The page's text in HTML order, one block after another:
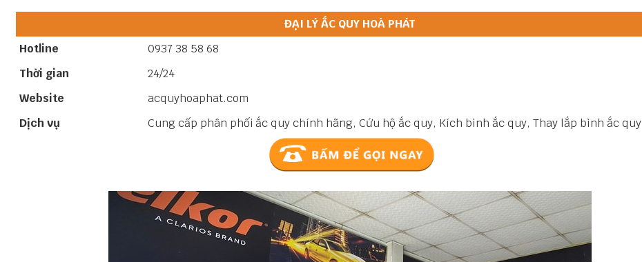
ĐẠI LÝ ẮC QUY HOÀ PHÁT
Hotline
0937 38 58 68
Thời gian
24/24
Website
acquyhoaphat.com
Dịch vụ
Cung cấp phân phối ắc quy chính hãng, Cứu hộ ắc quy, Kích bình ắc quy, Thay lắp bình ắc quy